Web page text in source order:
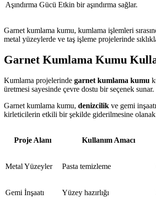
Aşındırma Gücü Etkin bir aşındırma sağlar.
Garnet kumlama kumu, kumlama işlemleri
metal yüzeylerde ve taş işleme projelerinde
Garnet Kumlama Kumu
Kumlama projelerinde garnet kumlama kumu
üretmesi sayesinde çevre dostu bir seçenek
Garnet kumlama kumu, denizcilik ve gemi
kirleticilerin etkili bir şekilde giderilmesine
Proje Alanı Kullanım Amacı
Metal Yüzeyler Pasta temizleme
Gemi İnşaatı Yüzey hazırlığı